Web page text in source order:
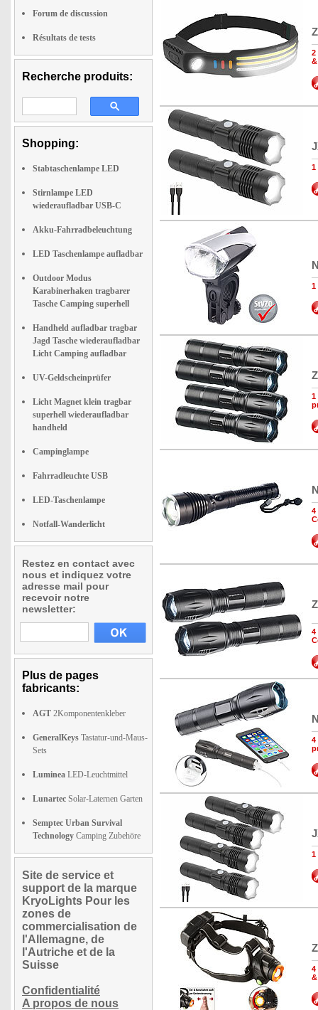
Forum de discussion
Résultats de tests
Recherche produits:
Shopping:
Stabtaschenlampe LED
Stirnlampe LED
wiederaufladbar USB-C
Akku-Fahrradbeleuchtung
LED Taschenlampe aufladbar
Outdoor Modus
Karabinerhaken tragbarer
Tasche Camping superhell
Handheld aufladbar tragbar
Jagd Tasche wiederaufladbar
Licht Camping aufladbar
UV-Geldscheinprüfer
Licht Magnet klein tragbar
superhell wiederaufladbar
handheld
Campinglampe
Fahrradleuchte USB
LED-Taschenlampe
Notfall-Wanderlicht
Restez en contact avec
nous et indiquez votre
adresse mail pour
recevoir notre
newsletter:
Plus de pages
fabricants:
AGT 2Komponentenkleber
GeneralKeys Tastatur-und-Maus-
Sets
Luminea LED-Leuchtmittel
Lunartec Solar-Laternen Garten
Semptec Urban Survival
Technology Camping Zubehöre
Site de service et
support de la marque
KryoLights Pour les
zones de
commercialisation de
l'Allemagne, de
l'Autriche et de la
Suisse
Confidentialité
A propos de nous
2
1
1
1
4
4
4
1
4